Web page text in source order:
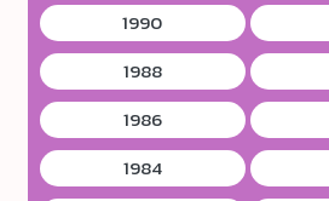
1990
1988
1986
1984